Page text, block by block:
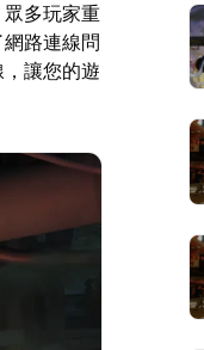
多玩家重
路連線問
讓您的遊